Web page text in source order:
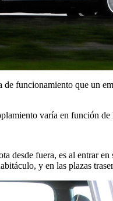
de funcionamiento que un
varía en función
desde fuera, es al entrar
y en las plazas